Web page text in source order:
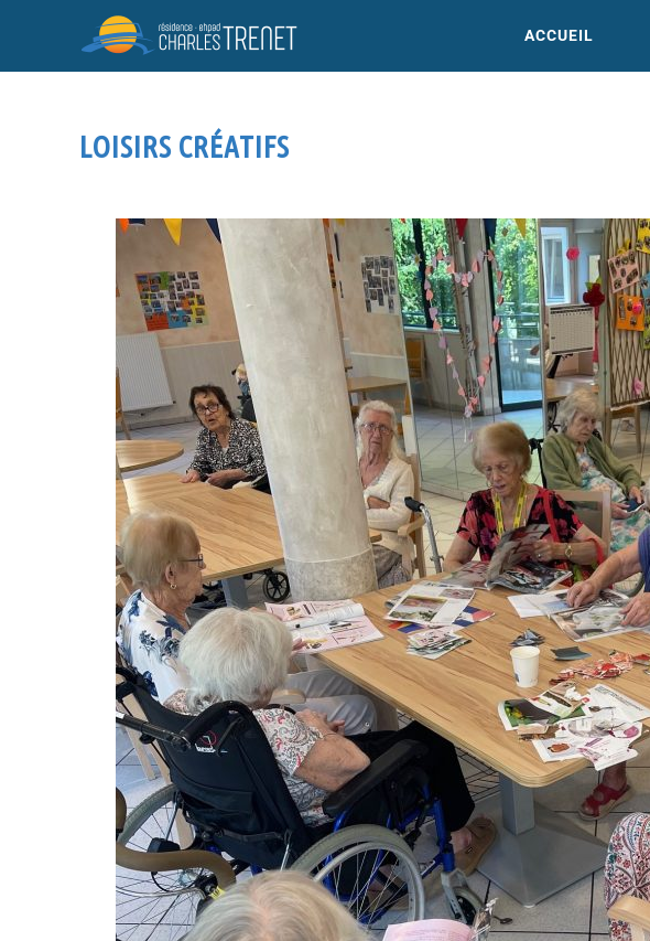
ACCUEIL
LOISIRS CRÉATIFS